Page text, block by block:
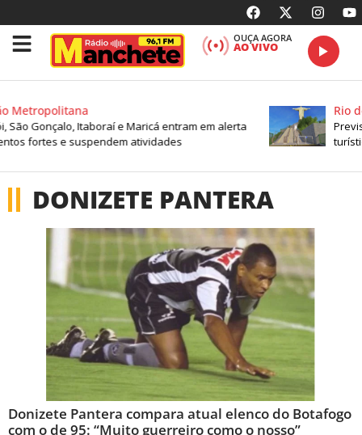
OUÇA AGORA
AO VIVO
Metropolitana
São Gonçalo, Itaboraí e Maricá entram em alerta
fortes e suspendem atividades
Rio
DONIZETE PANTERA
Donizete Pantera compara atual elenco do Botafogo
com o de 95: “Muito guerreiro como o nosso”